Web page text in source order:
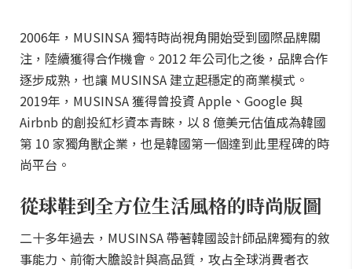
2006年，MUSINSA 獨特時尚視角開始受到國際品牌關
注，陸續獲得合作機會。2012 年公司化之後，品牌合作
逐步成熟，也讓 MUSINSA 建立起穩定的商業模式。
2019年，MUSINSA 獲得曾投資 Apple、Google 與
Airbnb 的創投紅杉資本青睞，以 8 億美元估值成為韓國
第 10 家獨角獸企業，也是韓國第一個達到此里程碑的時
尚平台。
從球鞋到全方位生活風格的時尚版圖
二十多年過去，MUSINSA 帶著韓國設計師品牌獨有的敘
事能力、前衛大膽設計與高品質，攻占全球消費者衣